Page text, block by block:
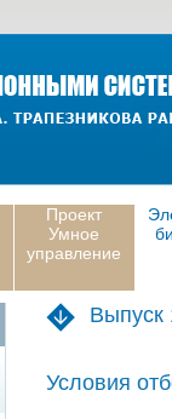
Проект
Умное
управление
Выпуск
Условия